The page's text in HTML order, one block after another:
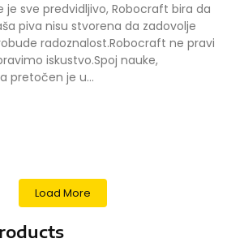
je sve predvidljivo, Robocraft bira da
piva nisu stvorena da zadovolje
radoznalost.Robocraft ne pravi
iskustvo.Spoj nauke,
pretočen je u...
Load More